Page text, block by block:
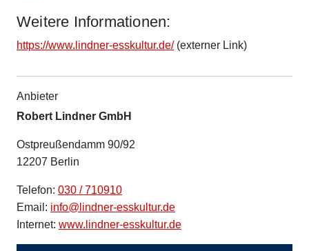
Weitere Informationen:
https://www.lindner-esskultur.de/(externer Link)
Anbieter
Robert Lindner GmbH
Ostpreußendamm 90/92
12207 Berlin
Telefon: 030 / 710910
Email: info@lindner-esskultur.de
Internet: www.lindner-esskultur.de